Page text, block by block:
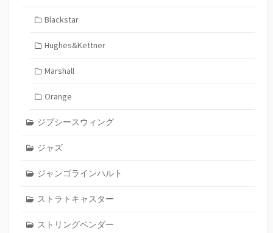
Blackstar
Hughes&Kettner
Marshall
Orange
ジプシースウィング
ジャズ
ジャンゴラインハルト
ストラトキャスター
ストリングベンダー